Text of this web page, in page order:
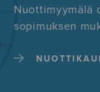
Nuottimyymälä
sopimuksen